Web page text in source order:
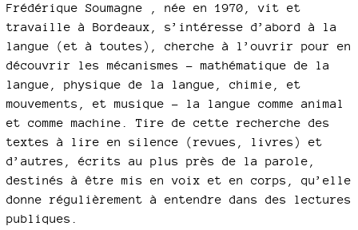
Frédérique Soumagne , née en 1970, vit et
travaille à Bordeaux, s’intéresse d’abord à la
langue (et à toutes), cherche à l’ouvrir pour en
découvrir les mécanismes – mathématique de la
langue, physique de la langue, chimie, et
mouvements, et musique – la langue comme animal
et comme machine. Tire de cette recherche des
textes à lire en silence (revues, livres) et
d’autres, écrits au plus près de la parole,
destinés à être mis en voix et en corps, qu’elle
donne régulièrement à entendre dans des lectures
publiques.